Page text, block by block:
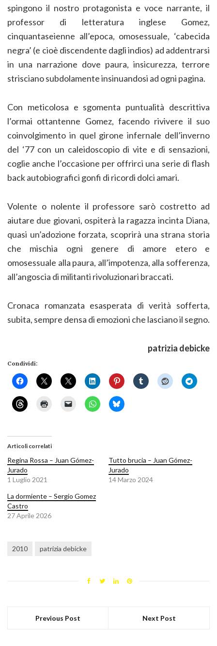
spingono il nostro protagonista e voce narrante, il
professor di letteratura inglese Gomez,
cinquantaseienne all’epoca, omosessuale, ‘cabecida
negra’ (e cioè discendente dagli indios) ad addentrarsi
in una narrazione dove paura, insicurezza, terrore
strisciano subdolamente insinuandosi ad ogni pagina.
Con meticolosa e sgomenta puntualità descrittiva
l’ormai ottantenne Gomez, facendo rivivere il suo
coinvolgimento in quel girone infernale dell’inverno
del ‘77 con un caleidoscopio di vite e di sensazioni,
coglie anche l’occasione per offrirci una serie di flash
back autobiografici gonfi di ricordi dolci amari.
Volente o nolente il professore sarò costretto ad
aiutare due giovani, ospiterà la ragazza incinta Diana,
quasi un’adozione forzata, scoprirà una strana storia
che mischia ogni genere di amore etero e
omosessuale alla paura, all’impotenza, alla sofferenza,
all’angoscia di militanti rivoluzionari braccati.
Cronaca romanzata esasperata di verità sofferta,
subita, sempre densa di emozioni che lasciano il segno.
patrizia debicke
Condividi:
Articoli correlati
Regina Rossa – Juan Gómez-
Jurado
1 Luglio 2021
Tutto brucia – Juan Gómez-
Jurado
14 Marzo 2024
La dormiente – Sergio Gomez
Castro
27 Aprile 2026
2010 patrizia debicke
Previous Post Next Post